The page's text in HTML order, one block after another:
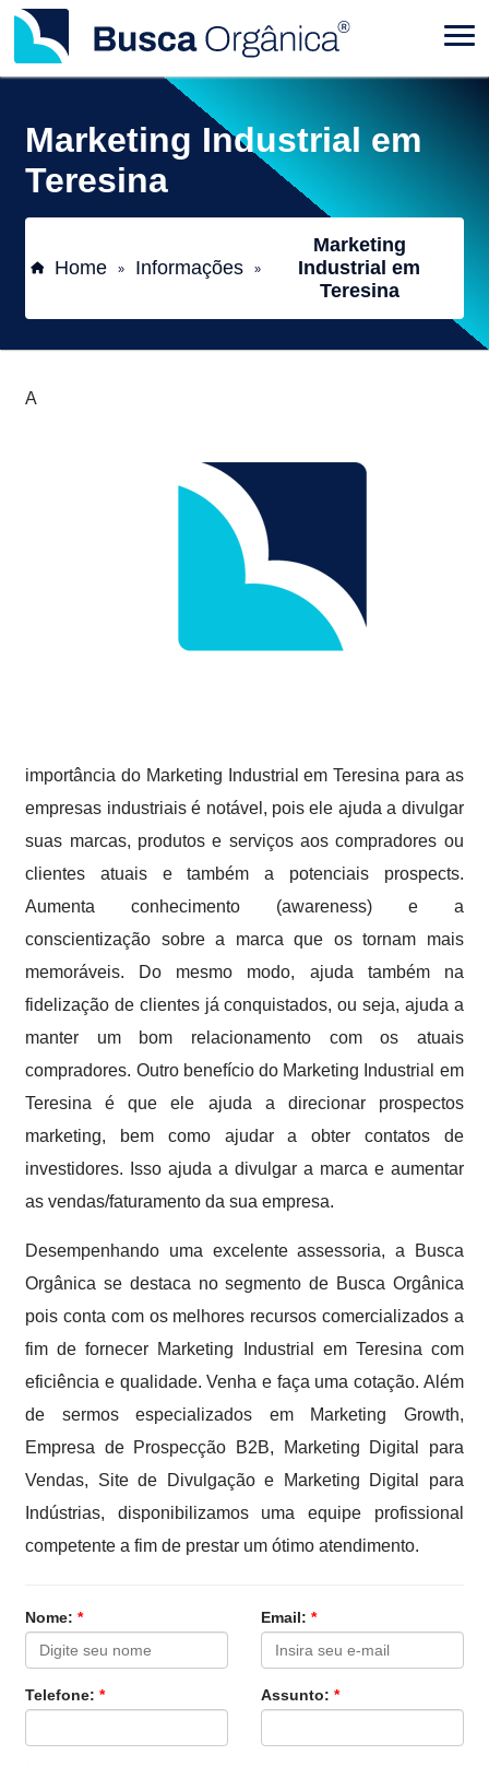
Marketing Industrial em
Teresina
Home » Informações »
Marketing
Industrial em
Teresina
A
importância do Marketing Industrial em Teresina para as
empresas industriais é notável, pois ele ajuda a divulgar
suas marcas, produtos e serviços aos compradores ou
clientes atuais e também a potenciais prospects.
Aumenta conhecimento (awareness) e a
conscientização sobre a marca que os tornam mais
memoráveis. Do mesmo modo, ajuda também na
fidelização de clientes já conquistados, ou seja, ajuda a
manter um bom relacionamento com os atuais
compradores. Outro benefício do Marketing Industrial em
Teresina é que ele ajuda a direcionar prospectos
marketing, bem como ajudar a obter contatos de
investidores. Isso ajuda a divulgar a marca e aumentar
as vendas/faturamento da sua empresa.
Desempenhando uma excelente assessoria, a Busca
Orgânica se destaca no segmento de Busca Orgânica
pois conta com os melhores recursos comercializados a
fim de fornecer Marketing Industrial em Teresina com
eficiência e qualidade. Venha e faça uma cotação. Além
de sermos especializados em Marketing Growth,
Empresa de Prospecção B2B, Marketing Digital para
Vendas, Site de Divulgação e Marketing Digital para
Indústrias, disponibilizamos uma equipe profissional
competente a fim de prestar um ótimo atendimento.
Nome:* Email: *
Telefone:* Assunto: *